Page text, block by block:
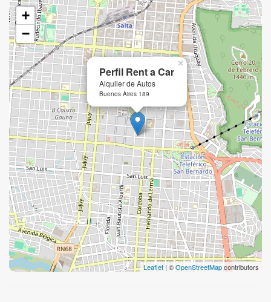
Perfil Rent a Car
Alquiler de Autos
Buenos Aires 189
×
+
−
Leaflet | ©OpenStreetMapcontributors